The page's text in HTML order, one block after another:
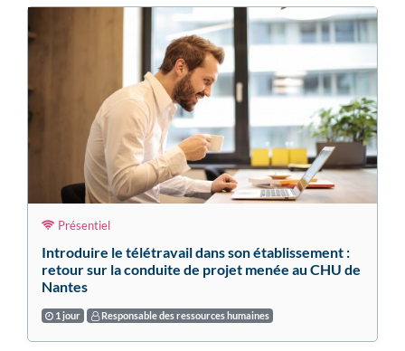
Présentiel
Introduire le télétravail dans son établissement :
retour sur la conduite de projet menée au CHU de
Nantes
1 jour Responsable des ressources humaines